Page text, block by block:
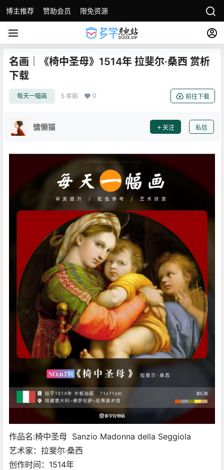
博主推荐 赞助会员 限免资源
名画｜《椅中圣母》1514年 拉斐尔·桑西 赏析
下载
每天一幅画 5 年前 0 前往下载
慵懒猫 关注 私信
​作品名:椅中圣母 Sanzio Madonna della Seggiola
艺术家：拉斐尔·桑西
创作时间：1514年